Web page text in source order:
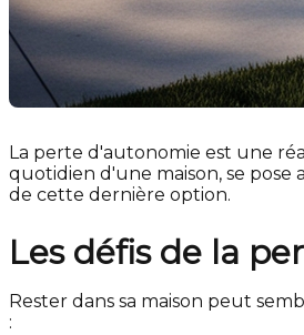
La perte d'autonomie est une
quotidien d'une maison, se pose
de cette dernière option.
Les défis de la
Rester dans sa maison peut
: